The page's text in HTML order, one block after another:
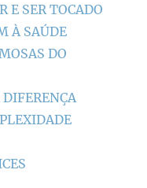
E SER TOCADO
À SAÚDE
DO